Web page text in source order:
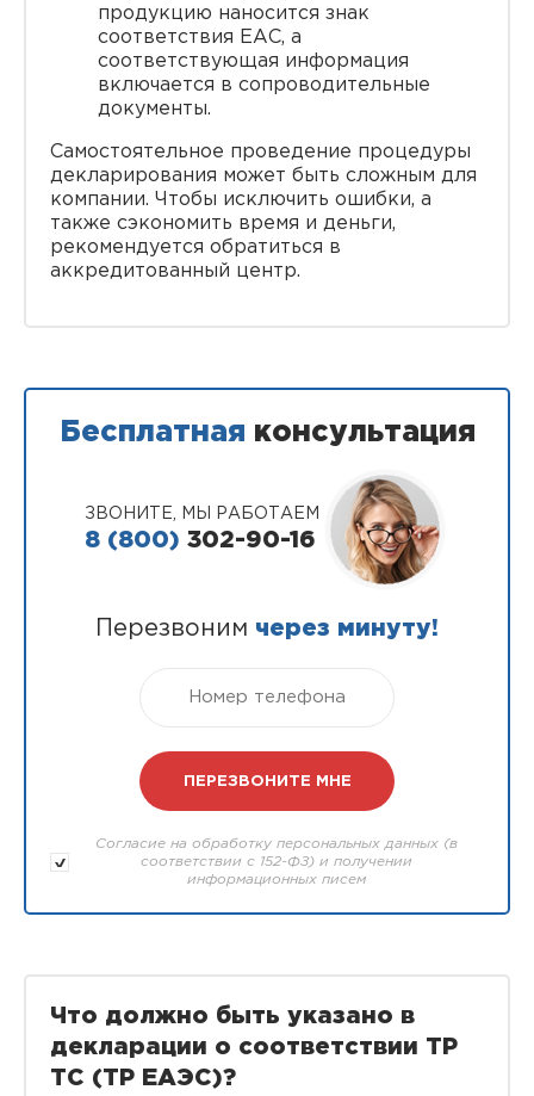
продукцию наносится знак
соответствия ЕАС, а
соответствующая информация
включается в сопроводительные
документы.
Самостоятельное проведение процедуры
декларирования может быть сложным для
компании. Чтобы исключить ошибки, а
также сэкономить время и деньги,
рекомендуется обратиться в
аккредитованный центр.
Бесплатная консультация
ЗВОНИТЕ, МЫ РАБОТАЕМ
8 (800) 302-90-16
Перезвоним через минуту!
Согласие на обработку персональных данных (в
соответствии с 152-ФЗ) и получении
информационных писем
Что должно быть указано в
декларации о соответствии ТР
ТС (ТР ЕАЭС)?